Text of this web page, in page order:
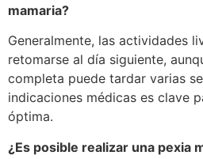
mamaria?
Generalmente, las actividades
retomarse al día siguiente,
completa puede tardar varias
indicaciones médicas es clave
óptima.
¿Es posible realizar una pexia